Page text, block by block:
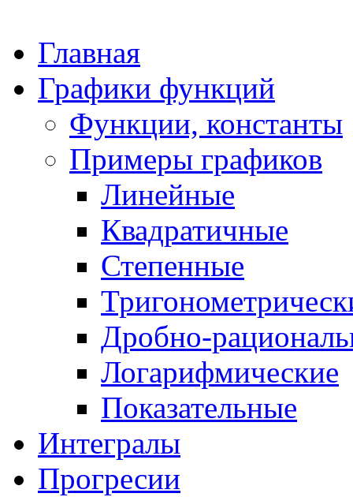
Главная
Графики функций
Функции, константы
Примеры графиков
Линейные
Квадратичные
Степенные
Дробно-
Логарифмические
Показательные
Интегралы
Прогресии